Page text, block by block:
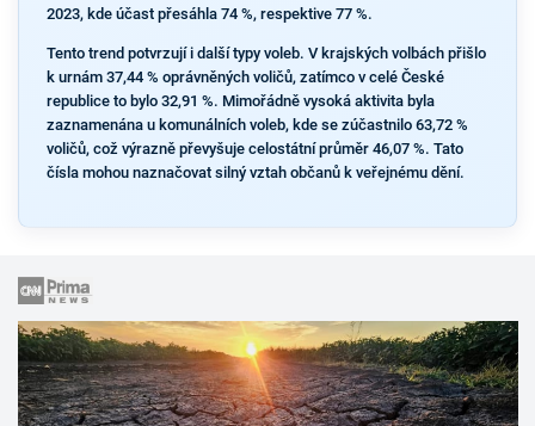
2023, kde účast přesáhla 74 %, respektive 77 %.
Tento trend potvrzují i další typy voleb. V krajských volbách přišlo
k urnám 37,44 % oprávněných voličů, zatímco v celé České
republice to bylo 32,91 %. Mimořádně vysoká aktivita byla
zaznamenána u komunálních voleb, kde se zúčastnilo 63,72 %
voličů, což výrazně převyšuje celostátní průměr 46,07 %. Tato
čísla mohou naznačovat silný vztah občanů k veřejnému dění.